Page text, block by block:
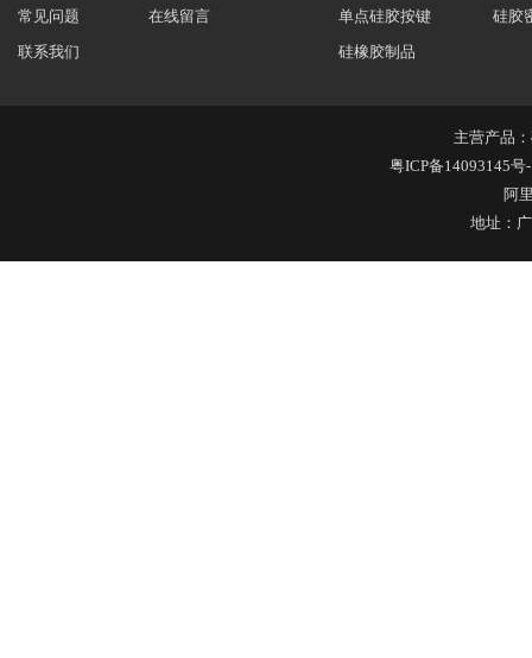
常见问题
在线留言
联系我们
单点硅胶按键
硅胶
硅橡胶制品
主营产品：
粤ICP备14093145号
阿
地址：